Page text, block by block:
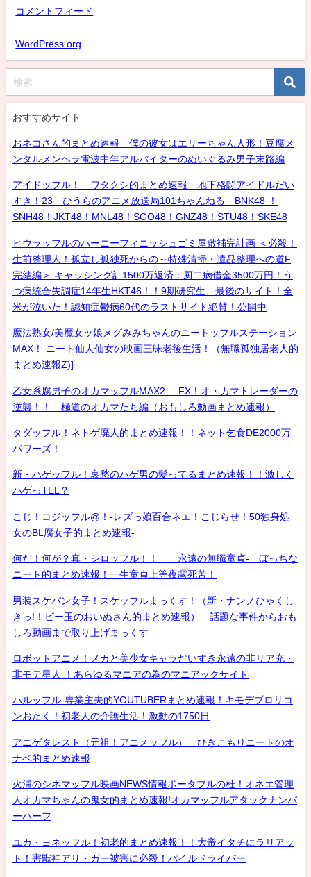
コメントフィード
WordPress.org
おすすめサイト
おネコさん的まとめ速報 僕の彼女はエリーちゃん人形！豆腐メ
ンタルメンヘラ電波中年アルバイターのぬいぐるみ男子末路編
アイドッフル！ ワタクシ的まとめ速報 地下格闘アイドルだい
すき！23 ひうらのアニメ放送局101ちゃんねる BNK48 ！
SNH48！JKT48！MNL48！SGO48！GNZ48！STU48！SKE48
ヒウラッフルのハーニーフィニッシュゴミ屋敷補完計画 ＜必殺！
生前整理人！孤立し孤独死からの～特殊清掃・遺品整理への道F
完結編＞ キャッシング計1500万返済：厨二病借金3500万円！う
つ病統合失調症14年生HKT46！！9期研究生、最後のサイト！全
米が泣いた！認知症鬱病60代のラストサイト絶賛！公開中
魔法熟女/美魔女ッ娘メグみみちゃんのニートッフルステーション
MAX！ ニート仙人仙女の映画三昧老後生活！（無職孤独居老人的
まとめ速報Z)]
乙女系腐男子のオカマッフルMAX2- FX！オ・カマトレーダーの
逆襲！！ 極道のオカマたち編（おもしろ動画まとめ速報）
タダッフル！ネトゲ廃人的まとめ速報！！ネット乞食DE2000万
パワーズ！
新・ハゲッフル！哀愁のハゲ男の髪ってるまとめ速報！！激しく
ハゲっTEL？
こじ！コジッフル@！-レズっ娘百合ネエ！こじらせ！50独身処
女のBL腐女子的まとめ速報-
何だ！何が？真・シロッフル！！ 永遠の無職童貞- ぼっちな
ニート的まとめ速報！一生童貞上等夜露死苦！
男装スケバン女子！スケッフルまっくす！（新・ナンノひゃくし
きっ!！ビー玉のおいぬさん的まとめ速報） 話題な事件からおも
しろ動画まで取り上げまっくす
ロボットアニメ！メカと美少女キャラだいすき永遠の非リア充・
非モテ星人 ！あらゆるマニアの為のマニアックサイト
ハルッフル-専業主夫的YOUTUBERまとめ速報！キモデブロリコ
ンおたく！初老人の介護生活！激動の1750日
アニゲタレスト（元祖！アニメッフル） ひきこもりニートのオ
ナベ的まとめ速報
火浦のシネマッフル映画NEWS情報ポータブルの杜！オネエ管理
人オカマちゃんの鬼女的まとめ速報!オカマッフルアタックナンバ
ーハーフ
ユカ・ヨネッフル！初老的まとめ速報！！大帝イタチにラリアッ
ト！害獣神アリ・ガー被害に必殺！パイルドライバー